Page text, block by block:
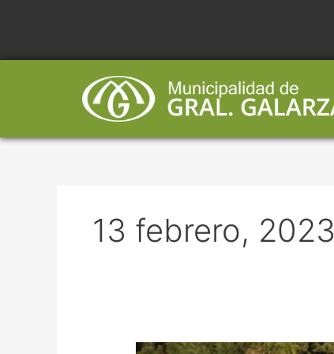
13 febrero, 2023
UN